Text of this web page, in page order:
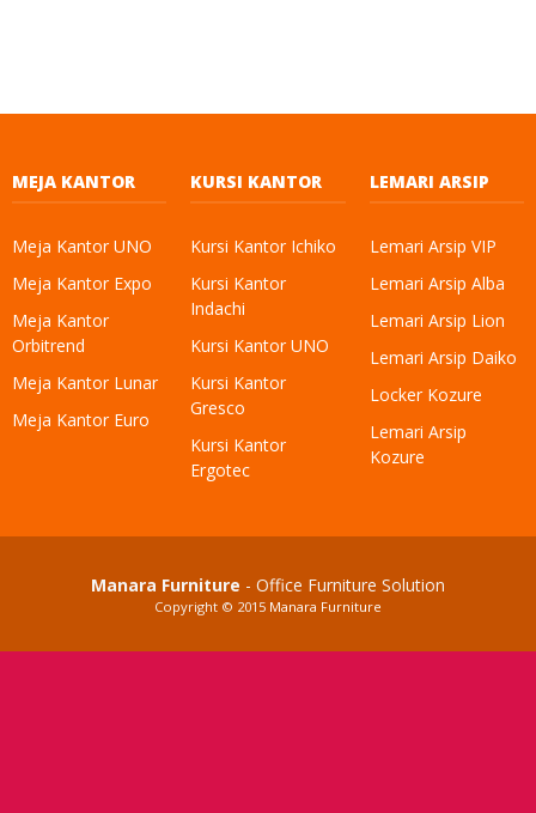
MEJA KANTOR
Meja Kantor UNO
Meja Kantor Expo
Meja Kantor
Orbitrend
Meja Kantor Lunar
Meja Kantor Euro
KURSI KANTOR
Kursi Kantor Ichiko
Kursi Kantor
Indachi
Kursi Kantor UNO
Kursi Kantor
Gresco
Kursi Kantor
Ergotec
LEMARI ARSIP
Lemari Arsip VIP
Lemari Arsip Alba
Lemari Arsip Lion
Lemari Arsip Daiko
Locker Kozure
Lemari Arsip
Kozure
Manara Furniture - Office Furniture Solution
Copyright © 2015 Manara Furniture